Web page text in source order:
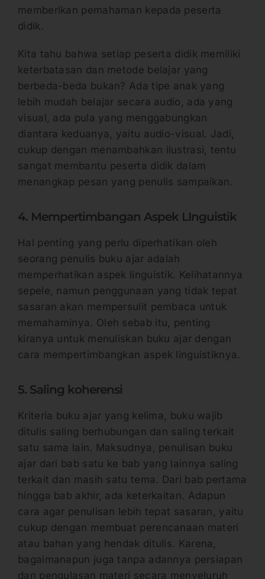
memberikan pemahaman kepada peserta
didik.
Kita tahu bahwa setiap peserta didik memiliki
keterbatasan dan metode belajar yang
berbeda-beda bukan? Ada tipe anak yang
lebih mudah belajar secara audio, ada yang
visual, ada pula yang menggabungkan
diantara keduanya, yaitu audio-visual. Jadi,
cukup dengan menambahkan ilustrasi, tentu
sangat membantu peserta didik dalam
menangkap pesan yang penulis sampaikan.
4. Mempertimbangan Aspek LInguistik
Hal penting yang perlu diperhatikan oleh
seorang penulis buku ajar adalah
memperhatikan aspek linguistik. Kelihatannya
sepele, namun penggunaan yang tidak tepat
sasaran akan mempersulit pembaca untuk
memahaminya. Oleh sebab itu, penting
kiranya untuk menuliskan buku ajar dengan
cara mempertimbangkan aspek linguistiknya.
5. Saling koherensi
Kriteria buku ajar yang kelima, buku wajib
ditulis saling berhubungan dan saling terkait
satu sama lain. Maksudnya, penulisan buku
ajar dari bab satu ke bab yang lainnya saling
terkait dan masih satu tema. Dari bab pertama
hingga bab akhir, ada keterkaitan. Adapun
cara agar penulisan lebih tepat sasaran, yaitu
cukup dengan membuat perencanaan materi
atau bahan yang hendak ditulis. Karena,
bagaimanapun juga tanpa adannya persiapan
dan pengulasan materi secara menyeluruh